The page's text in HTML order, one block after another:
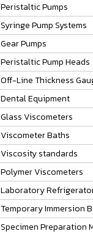
Peristaltic Pumps
Syringe Pump Systems
Gear Pumps
Peristaltic Pump Heads
Off-Line Thickness
Dental Equipment
Glass Viscometers
Viscometer Baths
Viscosity standards
Polymer Viscometers
Laboratory
Temporary Immersion
Specimen Preparation